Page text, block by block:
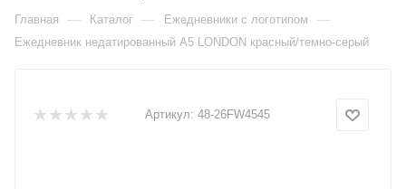
Главная — Каталог — Ежедневники c логотипом —
Ежедневник недатированный А5 LONDON красный/темно-серый
Артикул: 48-26FW4545